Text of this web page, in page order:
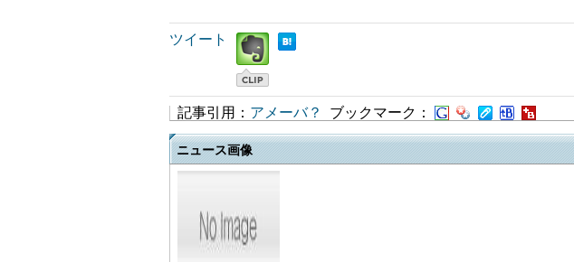
ツイート
記事引用： アメーバ？ ブックマーク：
ニュース画像